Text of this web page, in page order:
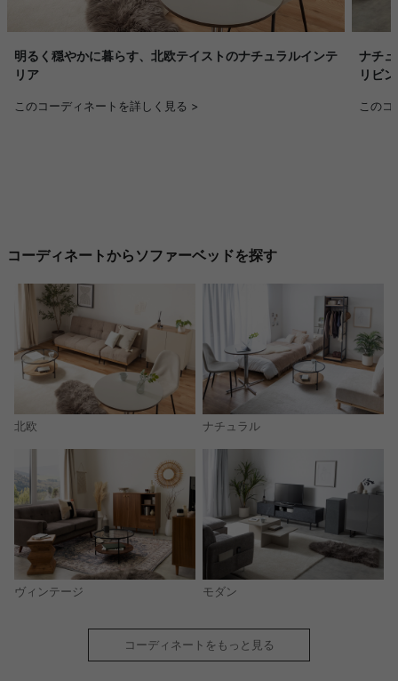
明るく穏やかに暮らす、北欧テイストのナチュラルインテ
リア
このコーディネートを詳しく見る >
ナチ
リビ
この
コーディネートからソファーベッドを探す
北欧 ナチュラル
ヴィンテージ モダン
コーディネートをもっと見る